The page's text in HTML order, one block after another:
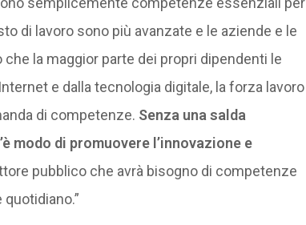
di lavoro sono più avanzate e le aziende e le
la maggior parte dei propri dipendenti le
e dalla tecnologia digitale, la forza lavoro
di competenze. Senza una salda
modo di promuovere l’innovazione e
pubblico che avrà bisogno di competenze